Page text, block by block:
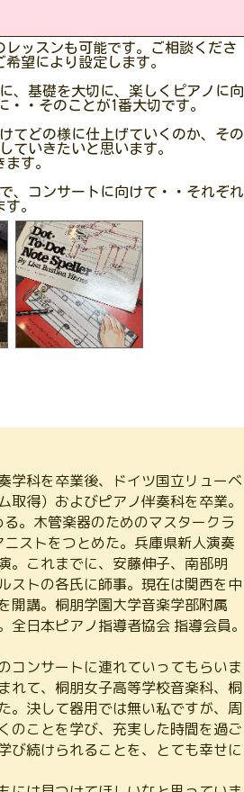
ッスンも可能です。ご相談くださ
望により設定します。
、基礎を大切に、楽しくピアノに向
・そのことが1番大切です。
てどの様に仕上げていくのか、その
ていきたいと思います。
す。
、コンサートに向けて・・それぞれ
。
学科を卒業後、ドイツ国立リューベ
得）およびピアノ伴奏科を卒業。
。木管楽器のためのマスタークラ
ストをつとめた。兵庫県新人演奏
。これまでに、安藤伸子、南部明
ストの各氏に師事。現在は関西を中
開講。桐朋学園大学音楽学部附属
全日本ピアノ指導者協会 指導会員。
コンサートに連れていってもらいま
れて、桐朋女子高等学校音楽科、桐
。決して器用では無い私ですが、周
のことを学び、充実した時間を過ご
び続けられることを、とても幸せに